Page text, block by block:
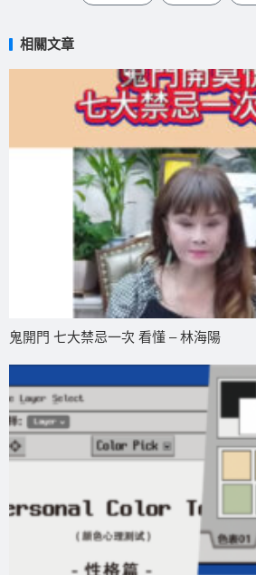
相關文章
鬼開門 七大禁忌一次 看懂 – 林海陽